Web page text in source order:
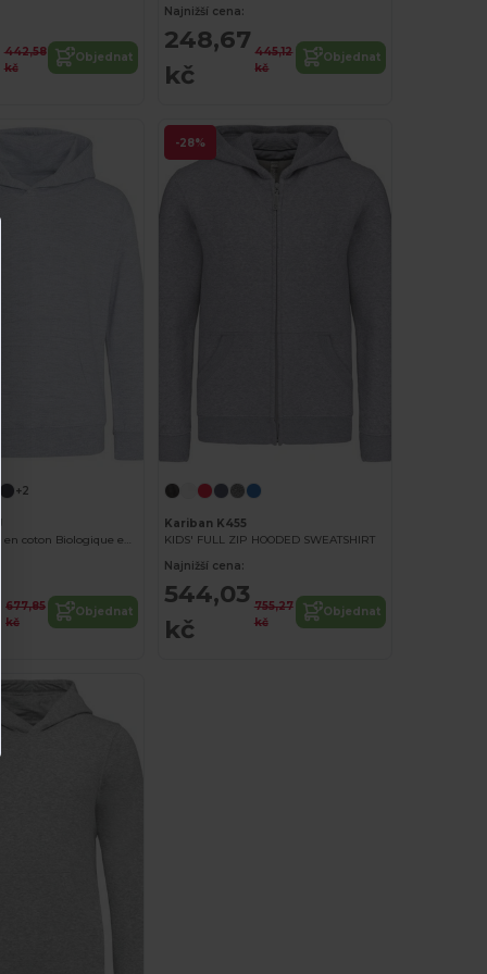
442,58
kč
Objednat
Najnižší cena:
248,67
kč
445,12
kč
Objednat
+2
Sweat capuche en coton Biologique enfant
677,85
kč
Objednat
-28%
Kariban K455
KIDS' FULL ZIP HOODED SWEATSHIRT
Najnižší cena:
544,03
kč
755,27
kč
Objednat